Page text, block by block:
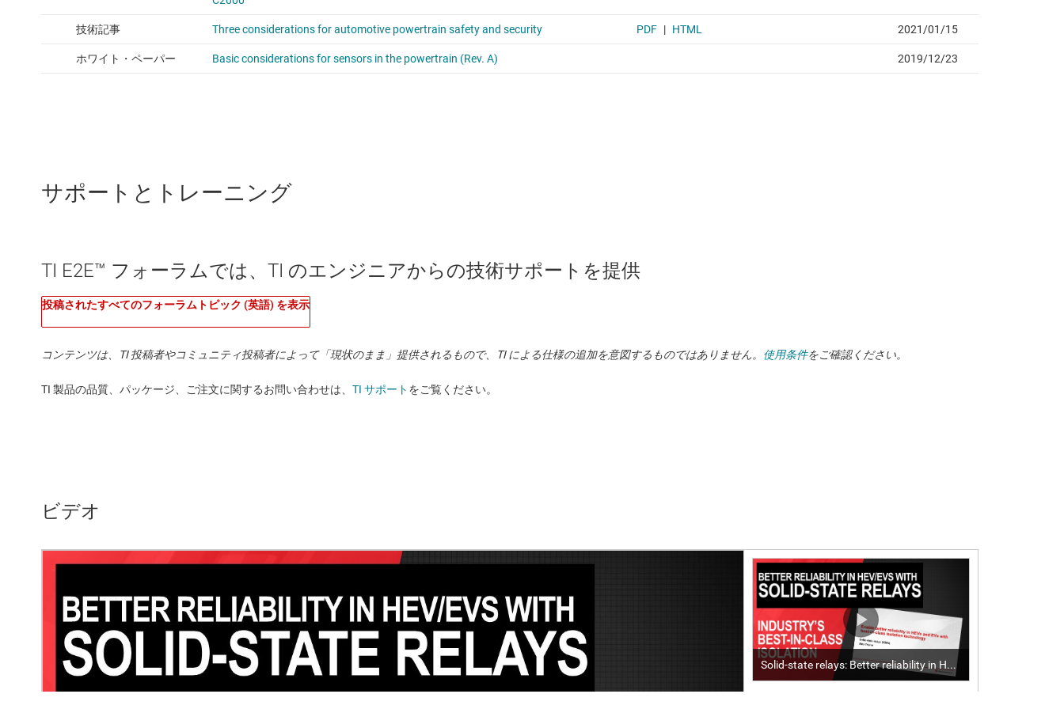
サポートとトレーニング
TI E2E™ フォーラムでは、TI のエンジニアからの技術サポートを提供
投稿されたすべてのフォーラムトピック (英語) を表示
コンテンツは、TI 投稿者やコミュニティ投稿者によって「現状のまま」提供されるもので、TI による仕様の追加を意図するものではありません。 使用条件をご確認ください。
TI 製品の品質、パッケージ、ご注文に関するお問い合わせは、 TI サポート をご覧ください。
ビデオ